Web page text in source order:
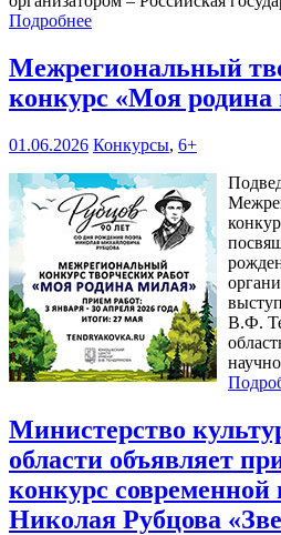
Подробнее
Межрегиональный
конкурс «Моя
01.06.2026 Конкурсы, 6+
В.Ф.
Министерство
области объявляет
конкурс современной
Николая Рубцова